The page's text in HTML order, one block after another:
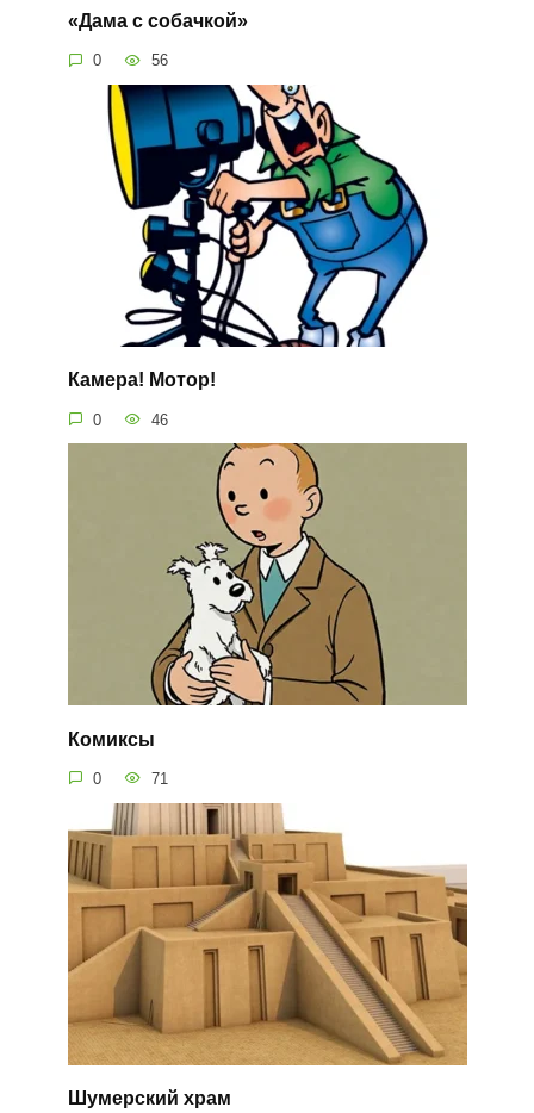
«Дама с собачкой»
0 56
Камера! Мотор!
0 46
Комиксы
0 71
Шумерский храм